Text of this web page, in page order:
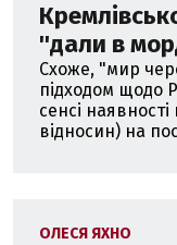
''дали в
Схоже, "мир
підходом щодо
сенсі
відносин) на
ОЛЕСЯ ЯХНО